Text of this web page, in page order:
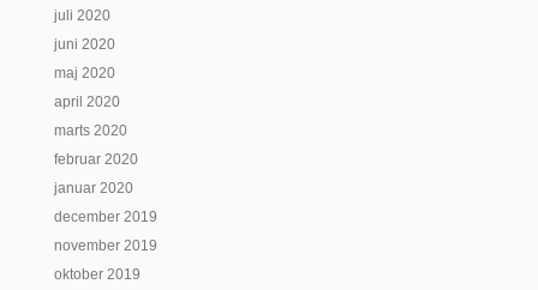
juli 2020
juni 2020
maj 2020
april 2020
marts 2020
februar 2020
januar 2020
december 2019
november 2019
oktober 2019